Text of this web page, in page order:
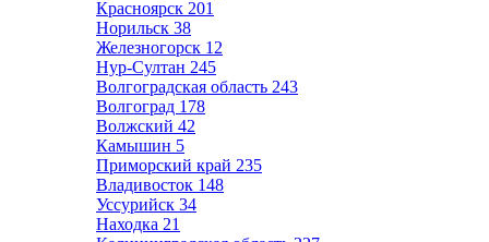
Красноярск 201
Норильск 38
Железногорск 12
Нур-Султан 245
Волгоградская область 243
Волгоград 178
Волжский 42
Камышин 5
Приморский край 235
Владивосток 148
Уссурийск 34
Находка 21